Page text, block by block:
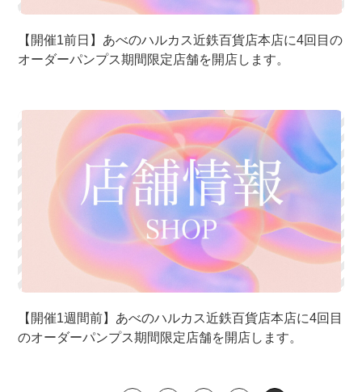
【開催1前日】あべのハルカス近鉄百貨店本店に4回目の
オーダーパンプス期間限定店舗を開店します。
【開催1週間前】あべのハルカス近鉄百貨店本店に4回目
のオーダーパンプス期間限定店舗を開店します。